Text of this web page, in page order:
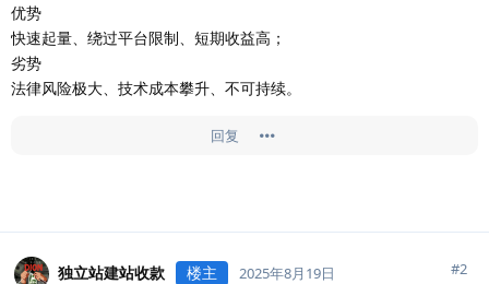
优势
快速起量、绕过平台限制、短期收益高；
劣势
法律风险极大、技术成本攀升、不可持续。
回复
独立站建站收款 楼主 2025年8月19日 #2